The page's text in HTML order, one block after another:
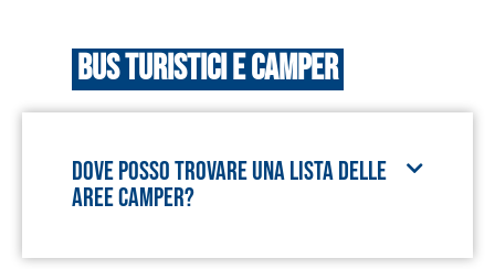
Bus turistici e camper
Dove posso trovare una lista delle
aree camper?